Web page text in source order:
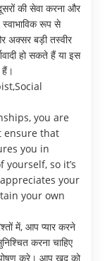
की सेवा करना और
रूप से
अक्सर बड़ी तस्वीर
हो सकते हैं या इस
हैं।
you are
ensure that
you in
so it’s
your
your own
में, आप प्यार करने
करना चाहिए
करे। आप खुद को